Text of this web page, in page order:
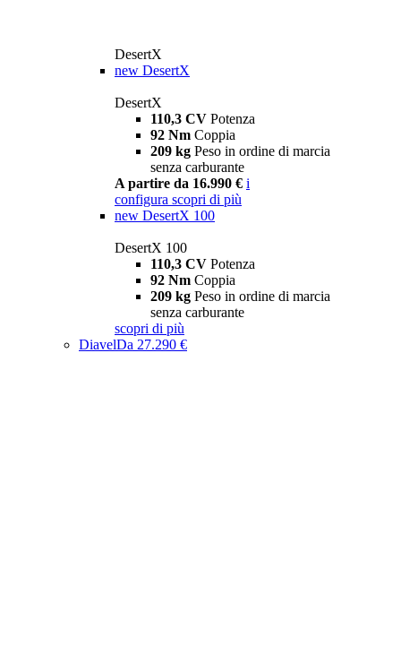
DesertX
new DesertX
DesertX
110,3 CV Potenza
92 Nm Coppia
209 kg Peso in ordine di marcia
senza carburante
A partire da 16.990 € i
configura scopri di più
new DesertX 100
DesertX 100
110,3 CV Potenza
92 Nm Coppia
209 kg Peso in ordine di marcia
senza carburante
scopri di più
DiavelDa 27.290 €